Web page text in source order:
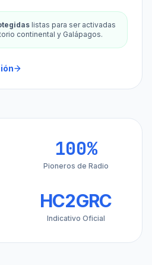
listas para ser activadas
continental y Galápagos.
100%
Pioneros de Radio
HC2GRC
Indicativo Oficial